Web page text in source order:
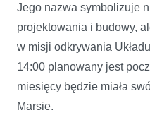
Jego nazwa symbolizuje
projektowania i budowy,
w misji odkrywania
14:00 planowany jest
miesięcy będzie miała
Marsie.